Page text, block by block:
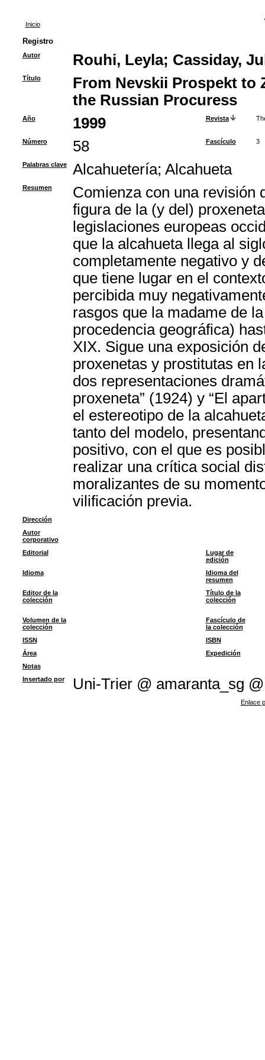
Inicio
Registro
Autor Rouhi, Leyla; Cassiday,
Título
From Nevskii Prospekt to
the Russian Procuress
Año 1999 Revista
Número 58 Fascículo 3
Palabras clave Alcahuetería; Alcahueta
Resumen
Comienza con una revisión
figura de la (y del)
legislaciones europeas
que la alcahueta llega al
completamente negativo y
que tiene lugar en el
percibida muy
rasgos que la madame de
procedencia geográfica)
XIX. Sigue una exposición
proxenetas y prostitutas en
dos representaciones
proxeneta” (1924) y “El
el estereotipo de la
tanto del modelo,
positivo, con el que es
realizar una crítica social
moralizantes de su
vilificación previa.
Dirección
Autor
corporativo
Editorial
Lugar de
edición
Idioma
Idioma del
resumen
Editor de la
colección
Título de la
colección
Volumen de la
colección
Fascículo de
la colección
ISSN
ISBN
Área
Expedición
Notas
Insertado por
Uni-Trier @ amaranta_sg @
Enlace